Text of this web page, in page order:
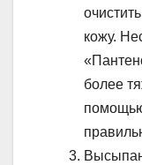
кожу.
более